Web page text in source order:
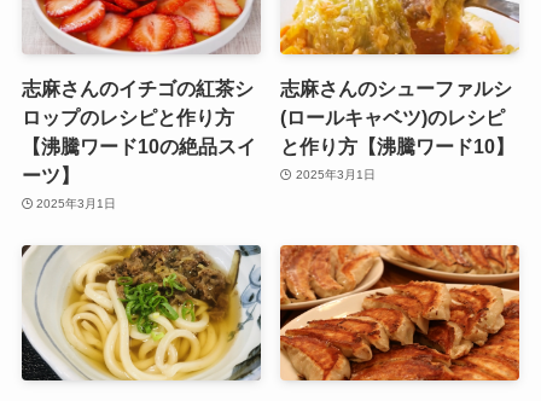
志麻さんのイチゴの紅茶シ
ロップのレシピと作り方
【沸騰ワード10の絶品スイ
ーツ】
2025年3月1日
志麻さんのシューファルシ
(ロールキャベツ)のレシピ
と作り方【沸騰ワード10】
2025年3月1日